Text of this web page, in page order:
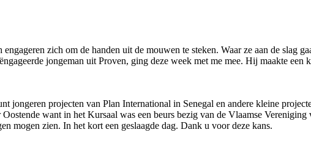
zich om de handen uit de mouwen te steken. Waar ze aan de slag
jongeman uit Proven, ging deze week met me mee. Hij maakte een
jongeren projecten van Plan International in Senegal en andere kleine
want in het Kursaal was een beurs bezig van de Vlaamse
mogen zien. In het kort een geslaagde dag. Dank u voor deze kans.